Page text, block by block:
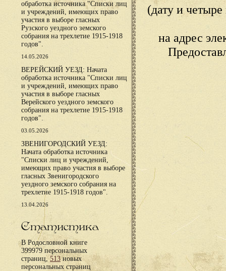
обработка источника "Списки лиц
и учреждений, имеющих право
участия в выборе гласных
Рузского уездного земского
собрания на трехлетие 1915-1918
годов".
14.05.2026
ВЕРЕЙСКИЙ УЕЗД: Начата
обработка источника "Списки лиц
и учреждений, имеющих право
участия в выборе гласных
Верейского уездного земского
собрания на трехлетие 1915-1918
годов".
03.05.2026
ЗВЕНИГОРОДСКИЙ УЕЗД:
Начата обработка источника
"Списки лиц и учреждений,
имеющих право участия в выборе
гласных Звенигородского
уездного земского собрания на
трехлетие 1915-1918 годов".
13.04.2026
Статистика
В Родословной книге
399979 персональных
страниц,513новых
персональных страниц
(дату и
на адрес